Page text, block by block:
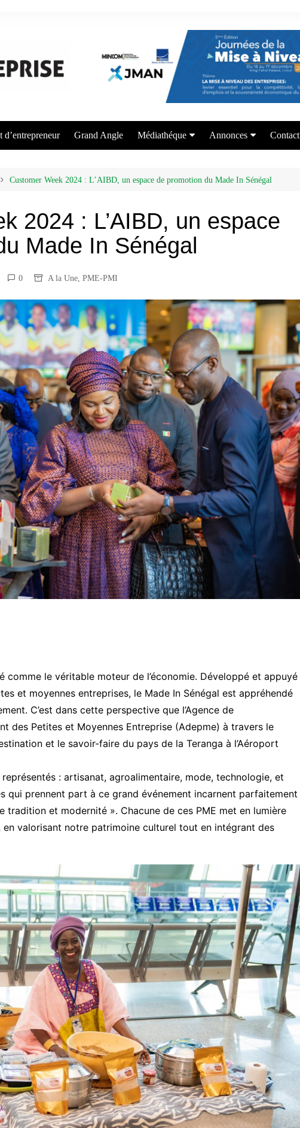
d’entrepreneur Grand Angle Médiathéque
Vidéos
Annonces
Offre de formation
Contact
Customer Week 2024 : L’AIBD, un espace de promotion du Made In Sénégal
2024 : L’AIBD, un espace
Made In Sénégal
0 A la Une PME-PMI
comme le véritable moteur de l’économie. Développé et appuyé
et moyennes entreprises, le Made In Sénégal est appréhendé
C’est dans cette perspective que l’Agence de
des Petites et Moyennes Entreprise (Adepme) à travers le
et le savoir-faire du pays de la Teranga à l’Aéroport
: artisanat, agroalimentaire, mode, technologie, et
qui prennent part à ce grand événement incarnent parfaitement
tradition et modernité ». Chacune de ces PME met en lumière
en valorisant notre patrimoine culturel tout en intégrant des